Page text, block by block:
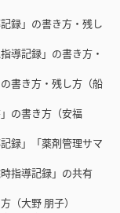
録」の書き方・残し
導記録」の書き方・
書き方・残し方（船
の書き方（安福
録」「薬剤管理サマ
指導記録」の共有
（大野 朋子）